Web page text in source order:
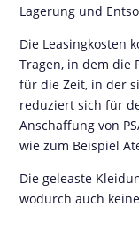
Lagerung und
Die Leasingkosten
Tragen, in dem die
für die Zeit, in der
reduziert sich für
Anschaffung von
wie zum Beispiel
Die geleaste
wodurch auch